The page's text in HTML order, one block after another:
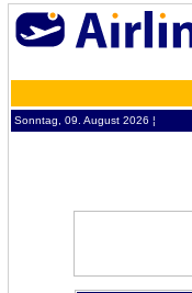
Sonntag, 09. August 2026 ¦